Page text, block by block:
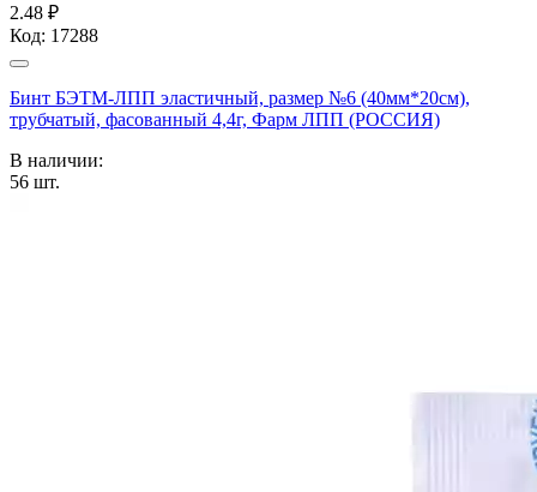
2.48 ₽
Код: 17288
Бинт БЭТМ-ЛПП эластичный, размер №6 (40мм*20см),
трубчатый, фасованный 4,4г, Фарм ЛПП (РОССИЯ)
В наличии:
56 шт.